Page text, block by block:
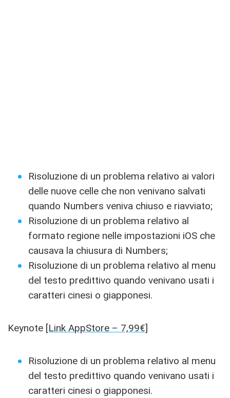
Risoluzione di un problema relativo ai valori
delle nuove celle che non venivano salvati
quando Numbers veniva chiuso e riavviato;
Risoluzione di un problema relativo al
formato regione nelle impostazioni iOS che
causava la chiusura di Numbers;
Risoluzione di un problema relativo al menu
del testo predittivo quando venivano usati i
caratteri cinesi o giapponesi.
Keynote [Link AppStore – 7,99€]
Risoluzione di un problema relativo al menu
del testo predittivo quando venivano usati i
caratteri cinesi o giapponesi.